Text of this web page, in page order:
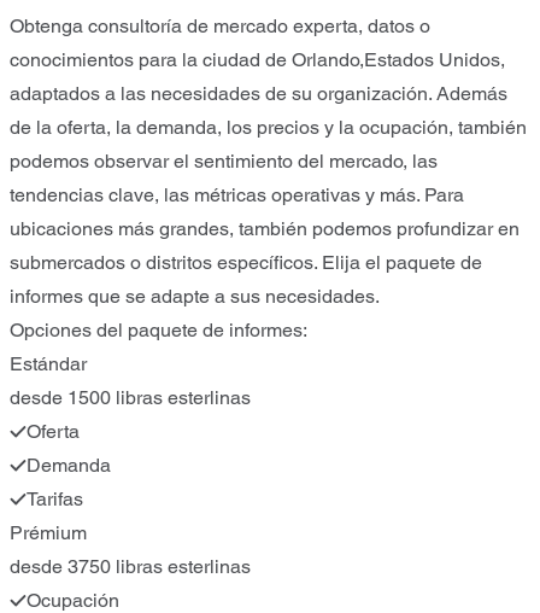
Obtenga consultoría de mercado experta, datos o
conocimientos para la ciudad de Orlando,Estados Unidos,
adaptados a las necesidades de su organización. Además
de la oferta, la demanda, los precios y la ocupación, también
podemos observar el sentimiento del mercado, las
tendencias clave, las métricas operativas y más. Para
ubicaciones más grandes, también podemos profundizar en
submercados o distritos específicos. Elija el paquete de
informes que se adapte a sus necesidades.
Opciones del paquete de informes:
Estándar
desde 1500 libras esterlinas
Oferta
Demanda
Tarifas
Prémium
desde 3750 libras esterlinas
Ocupación